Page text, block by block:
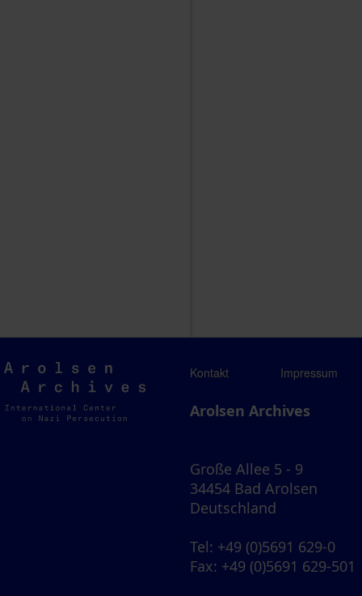
Arolsen
Archives
Kontakt Impressum
Arolsen Archives
Große Allee 5 - 9
34454 Bad Arolsen
Deutschland
Tel: +49 (0)5691 629-0
Fax: +49 (0)5691 629-501